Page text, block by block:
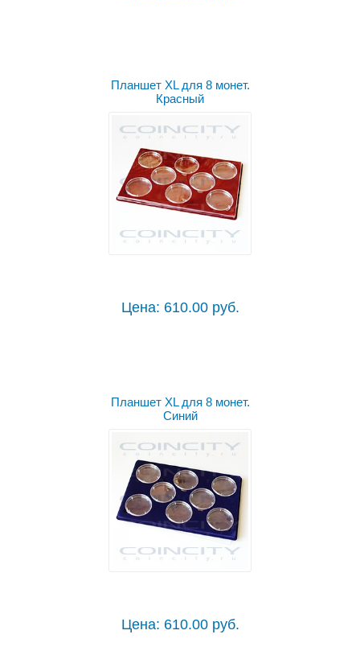
Планшет XL для 8 монет.
Красный
Цена: 610.00 руб.
Планшет XL для 8 монет.
Синий
Цена: 610.00 руб.